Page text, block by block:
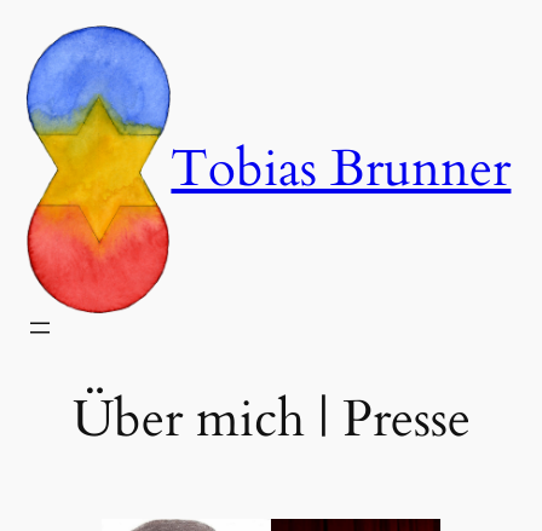
Inhalt
springen
Tobias Brunner
Über mich | Presse